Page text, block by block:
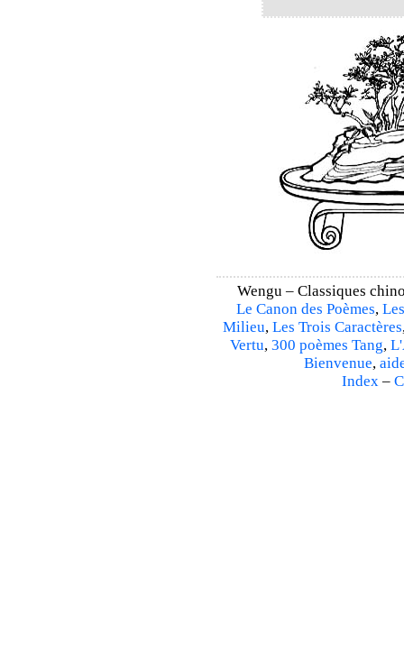
Wengu – Classiques
Le Canon des Poèmes,
Milieu, Les Trois Caractères
Vertu, 300 poèmes Tang,
Bienvenue,
Index–